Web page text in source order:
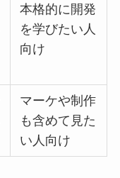
本格的に開発
を学びたい人
向け
マーケや制作
も含めて見た
い人向け